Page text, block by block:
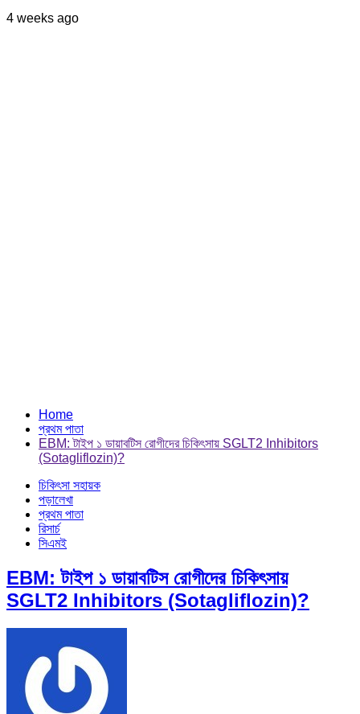
4 weeks ago
Home
প্রথম পাতা
EBM: টাইপ ১ ডায়াবটিস রোগীদের চিকিৎসায় SGLT2 Inhibitors
(Sotagliflozin)?
চিকিৎসা সহায়ক
পড়ালেখা
প্রথম পাতা
রিসার্চ
সিএমই
EBM: টাইপ ১ ডায়াবটিস রোগীদের চিকিৎসায়
SGLT2 Inhibitors (Sotagliflozin)?